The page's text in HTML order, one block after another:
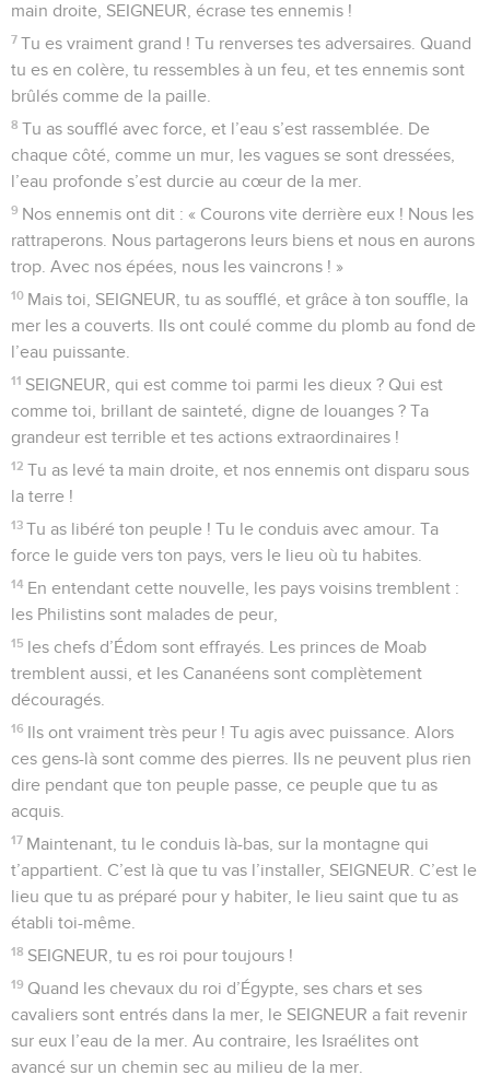
main droite, SEIGNEUR, écrase tes ennemis !
7 Tu es vraiment grand ! Tu renverses tes adversaires. Quand
tu es en colère, tu ressembles à un feu, et tes ennemis sont
brûlés comme de la paille.
8 Tu as soufflé avec force, et l’eau s’est rassemblée. De
chaque côté, comme un mur, les vagues se sont dressées,
l’eau profonde s’est durcie au cœur de la mer.
9 Nos ennemis ont dit : « Courons vite derrière eux ! Nous les
rattraperons. Nous partagerons leurs biens et nous en aurons
trop. Avec nos épées, nous les vaincrons ! »
10 Mais toi, SEIGNEUR, tu as soufflé, et grâce à ton souffle, la
mer les a couverts. Ils ont coulé comme du plomb au fond de
l’eau puissante.
11 SEIGNEUR, qui est comme toi parmi les dieux ? Qui est
comme toi, brillant de sainteté, digne de louanges ? Ta
grandeur est terrible et tes actions extraordinaires !
12 Tu as levé ta main droite, et nos ennemis ont disparu sous
la terre !
13 Tu as libéré ton peuple ! Tu le conduis avec amour. Ta
force le guide vers ton pays, vers le lieu où tu habites.
14 En entendant cette nouvelle, les pays voisins tremblent :
les Philistins sont malades de peur,
15 les chefs d’Édom sont effrayés. Les princes de Moab
tremblent aussi, et les Cananéens sont complètement
découragés.
16 Ils ont vraiment très peur ! Tu agis avec puissance. Alors
ces gens-là sont comme des pierres. Ils ne peuvent plus rien
dire pendant que ton peuple passe, ce peuple que tu as
acquis.
17 Maintenant, tu le conduis là-bas, sur la montagne qui
t’appartient. C’est là que tu vas l’installer, SEIGNEUR. C’est le
lieu que tu as préparé pour y habiter, le lieu saint que tu as
établi toi-même.
18 SEIGNEUR, tu es roi pour toujours !
19 Quand les chevaux du roi d’Égypte, ses chars et ses
cavaliers sont entrés dans la mer, le SEIGNEUR a fait revenir
sur eux l’eau de la mer. Au contraire, les Israélites ont
avancé sur un chemin sec au milieu de la mer.